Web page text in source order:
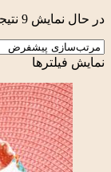
در حال نمایش 9 نتیجه
نمایش فیلترها